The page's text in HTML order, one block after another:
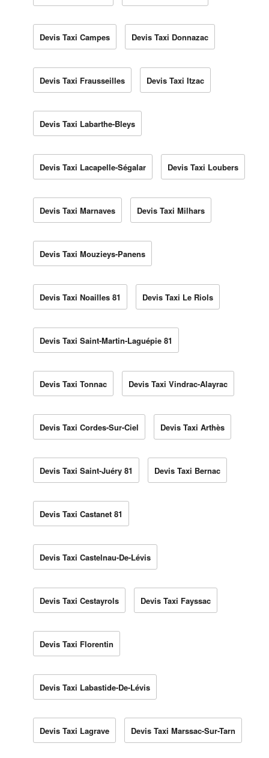
Devis Taxi Campes Devis Taxi Donnazac
Devis Taxi Frausseilles Devis Taxi Itzac
Devis Taxi Labarthe-Bleys
Devis Taxi Lacapelle-Ségalar Devis Taxi Loubers
Devis Taxi Marnaves Devis Taxi Milhars
Devis Taxi Mouzieys-Panens
Devis Taxi Noailles 81 Devis Taxi Le Riols
Devis Taxi Saint-Martin-Laguépie 81
Devis Taxi Tonnac Devis Taxi Vindrac-Alayrac
Devis Taxi Cordes-Sur-Ciel Devis Taxi Arthès
Devis Taxi Saint-Juéry 81 Devis Taxi Bernac
Devis Taxi Castanet 81
Devis Taxi Castelnau-De-Lévis
Devis Taxi Cestayrols Devis Taxi Fayssac
Devis Taxi Florentin
Devis Taxi Labastide-De-Lévis
Devis Taxi Lagrave Devis Taxi Marssac-Sur-Tarn